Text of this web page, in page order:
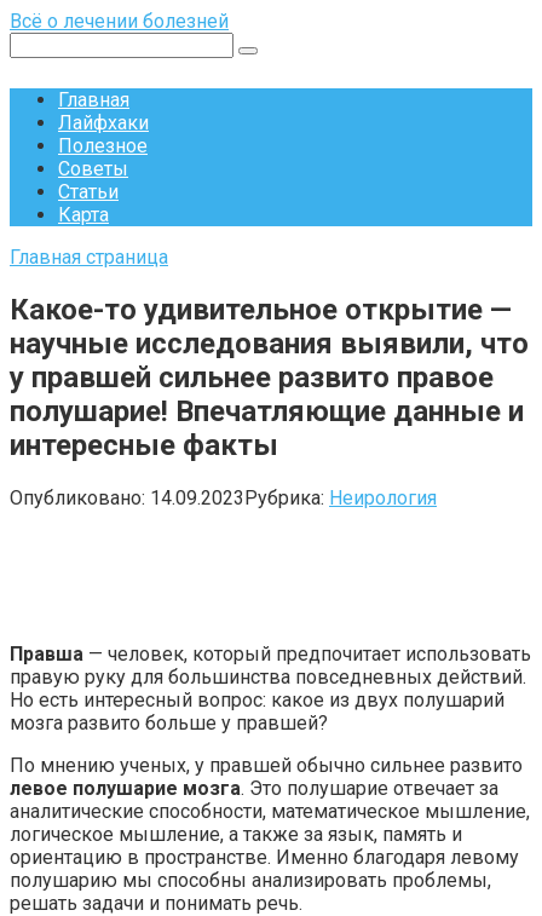
Перейти
контенту
Всё о лечении болезней
Главная
Лайфхаки
Полезное
Советы
Статьи
Карта
Главная страница
Какое-то удивительное открытие —
научные исследования выявили, что
у правшей сильнее развито правое
полушарие! Впечатляющие данные и
интересные факты
Опубликовано: 14.09.2023Рубрика: Неирология
Правша — человек, который предпочитает использовать
правую руку для большинства повседневных действий.
Но есть интересный вопрос: какое из двух полушарий
мозга развито больше у правшей?
По мнению ученых, у правшей обычно сильнее развито
левое полушарие мозга. Это полушарие отвечает за
аналитические способности, математическое мышление,
логическое мышление, а также за язык, память и
ориентацию в пространстве. Именно благодаря левому
полушарию мы способны анализировать проблемы,
решать задачи и понимать речь.